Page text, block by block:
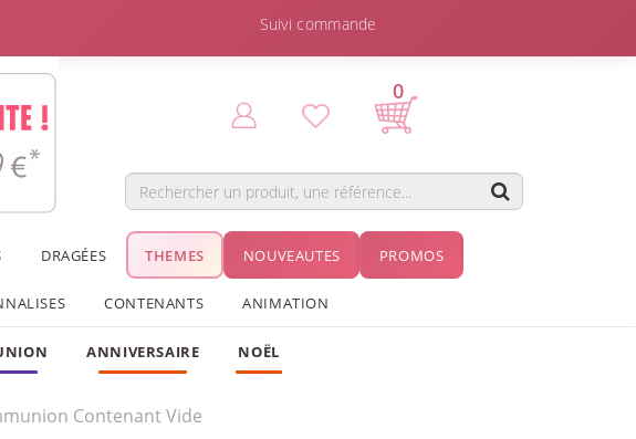
Suivi commande
0
DRAGÉES THEMES NOUVEAUTES PROMOS
CONTENANTS ANIMATION
ANNIVERSAIRE NOËL
Contenant Vide